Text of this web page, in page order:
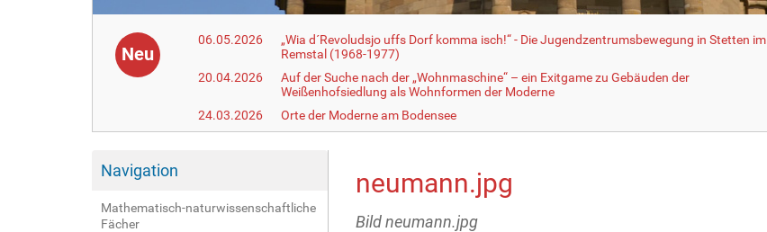
Neu
06.05.2026
„Wia d´Revoludsjo uffs Dorf komma isch!“ - Die Jugendzentrumsbewegung in Stetten im
Remstal (1968-1977)
20.04.2026
Auf der Suche nach der „Wohnmaschine“ – ein Exitgame zu Gebäuden der
Weißenhofsiedlung als Wohnformen der Moderne
24.03.2026
Orte der Moderne am Bodensee
Navigation
Mathematisch-naturwissenschaftliche
Fächer
neumann.jpg
Bild neumann.jpg